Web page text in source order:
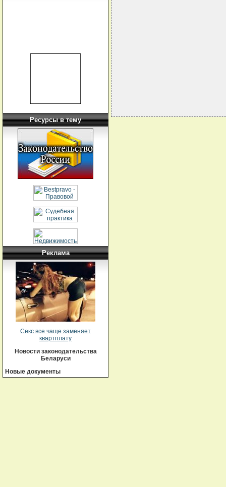
Ресурсы в тему
Реклама
Секс все чаще заменяет
квартплату
Новости законодательства
Беларуси
Новые документы